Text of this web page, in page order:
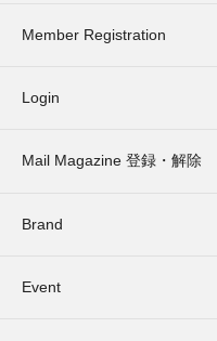
Member Registration
Login
Mail Magazine 登録・解除
Brand
Event